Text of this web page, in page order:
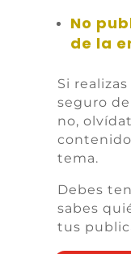
No
de la
Si
seguro
no,
tema.
Debes
sabes
tus